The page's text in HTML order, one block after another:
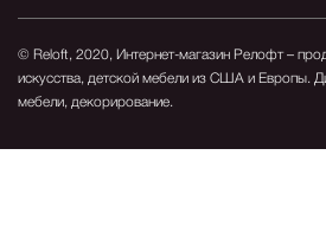
© Reloft, 2020, Интернет-магазин Релофт –
искусства, детской мебели из США и Европы.
мебели, декорирование.